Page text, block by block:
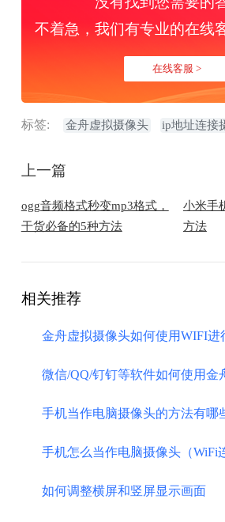
不着急，我们有专业的在线
在线客服 >
标签: 金舟虚拟摄像头 ip地址连接
上一篇
ogg音频格式秒变mp3格式，
干货必备的5种方法
小米手
方法
相关推荐
金舟虚拟摄像头如何使用WIFI进
微信/QQ/钉钉等软件如何使用金
手机怎么当作电脑摄像头（WiFi
如何调整横屏和竖屏显示画面